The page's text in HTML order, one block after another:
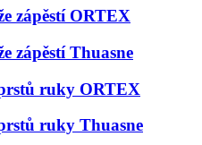
zápěstí ORTEX
zápěstí Thuasne
ruky ORTEX
ruky Thuasne